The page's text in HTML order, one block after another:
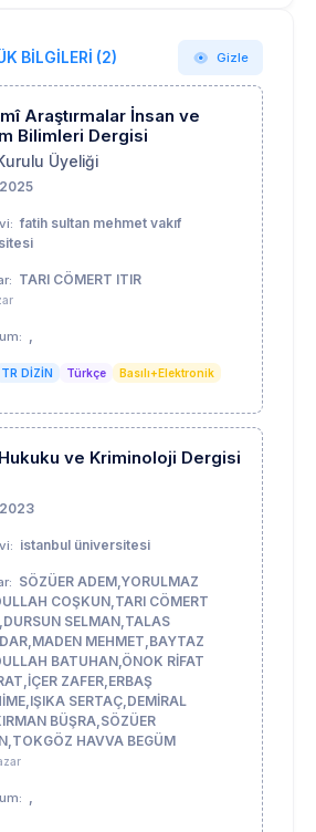
BİLGİLERİ (2) Gizle
Araştırmalar İnsan ve
Bilimleri Dergisi
Üyeliği
2025
fatih sultan mehmet vakıf
TARI CÖMERT ITIR
,
TR DİZİN Türkçe Basılı+Elektronik
ve Kriminoloji Dergisi
2023
istanbul üniversitesi
SÖZÜER ADEM,YORULMAZ
COŞKUN,TARI CÖMERT
SELMAN,TALAS
MEHMET,BAYTAZ
BATUHAN,ÖNOK RİFAT
ZAFER,ERBAŞ
SERTAÇ,DEMİRAL
BÜŞRA,SÖZÜER
HAVVA BEGÜM
,